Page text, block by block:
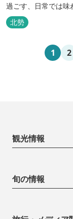
過ごす、日常では味
い。
北勢
1 2
観光情報
旬の情報